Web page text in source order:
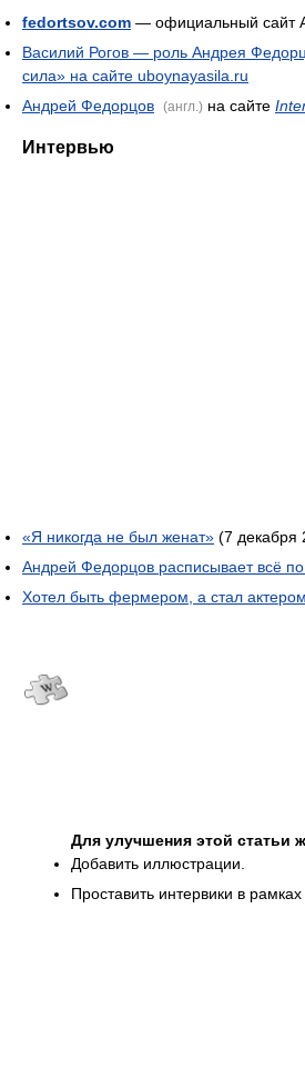
fedortsov.com — официальный сайт
Василий Рогов — роль Андрея
сила» на сайте uboynayasila.ru
Андрей Федорцов (англ.) на сайте
Интервью
«Я никогда не был женат» (7 декабря
Андрей Федорцов расписывает всё
Хотел быть фермером, а стал актером
Для улучшения этой статьи
Добавить иллюстрации.
Проставить интервики в